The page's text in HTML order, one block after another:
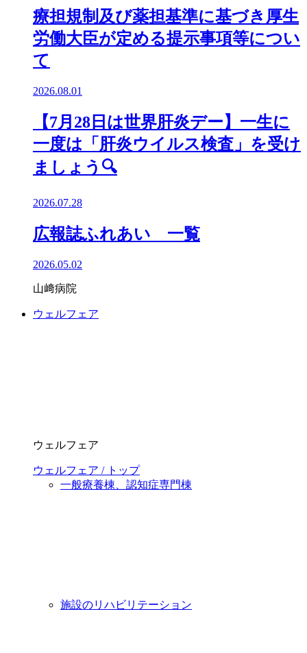
療担規制及び薬担基準に基づき厚生
労働大臣が定める提示事項等につい
て
2026.08.01
【7月28日は世界肝炎デー】一生に
一度は「肝炎ウイルス検査」を受け
ましょう🔍️
2026.07.28
広報誌ふれあい 一覧
2026.05.02
山﨑病院
ウェルフェア
ウェルフェア
ウェルフェア / トップ
一般療養棟、認知症専門棟
施設のリハビリテーション